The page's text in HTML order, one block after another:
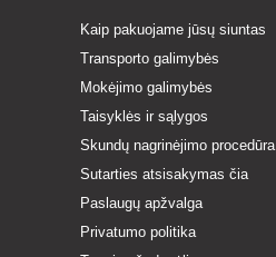
Kaip pakuojame jūsų siuntas
Transporto galimybės
Mokėjimo galimybės
Taisyklės ir sąlygos
Skundų nagrinėjimo procedūra
Sutarties atsisakymas čia
Paslaugų apžvalga
Privatumo politika